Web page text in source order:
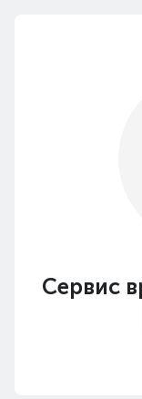
Сервис